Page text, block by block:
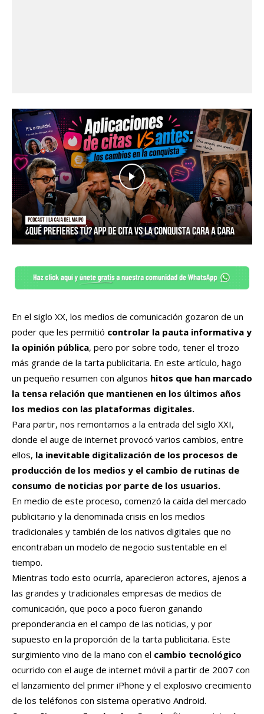
En el siglo XX, los medios de comunicación gozaron de un
poder que les permitió controlar la pauta informativa y
la opinión pública, pero por sobre todo, tener el trozo
más grande de la tarta publicitaria. En este artículo, hago
un pequeño resumen con algunos hitos que han marcado
la tensa relación que mantienen en los últimos años
los medios con las plataformas digitales.
Para partir, nos remontamos a la entrada del siglo XXI,
donde el auge de internet provocó varios cambios, entre
ellos, la inevitable digitalización de los procesos de
producción de los medios y el cambio de rutinas de
consumo de noticias por parte de los usuarios.
En medio de este proceso, comenzó la caída del mercado
publicitario y la denominada crisis en los medios
tradicionales y también de los nativos digitales que no
encontraban un modelo de negocio sustentable en el
tiempo.
Mientras todo esto ocurría, aparecieron actores, ajenos a
las grandes y tradicionales empresas de medios de
comunicación, que poco a poco fueron ganando
preponderancia en el campo de las noticias, y por
supuesto en la proporción de la tarta publicitaria. Este
surgimiento vino de la mano con el cambio tecnológico
ocurrido con el auge de internet móvil a partir de 2007 con
el lanzamiento del primer iPhone y el explosivo crecimiento
de los teléfonos con sistema operativo Android.